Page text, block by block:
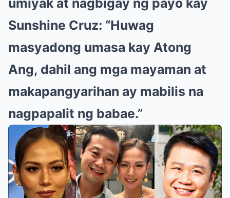
Sunshine Cruz: “Huwag
masyadong umasa kay Atong
Ang, dahil ang mga mayaman at
makapangyarihan ay mabilis na
nagpapalit ng babae.”